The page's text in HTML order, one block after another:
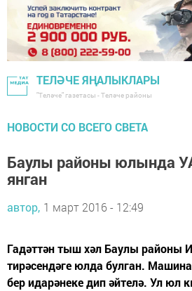
ТЕЛӘЧЕ ЯҢАЛЫКЛАРЫ
"Теләче" газетасы - Теләче районы
НОВОСТИ СО ВСЕГО СВЕТА
Баулы районы юлында
янган
автор, 1 март 2016 - 12:49
Гадәттән тыш хәл Баулы районы
тирәсендәге юлда булган.
бер идарәнеке дип әйтелә. Ул юл